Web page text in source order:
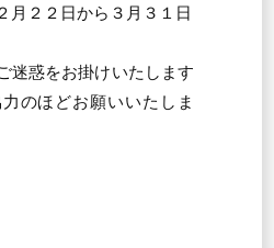
月２２日から３月３１日
迷惑をお掛けいたします
のほどお願いいたしま